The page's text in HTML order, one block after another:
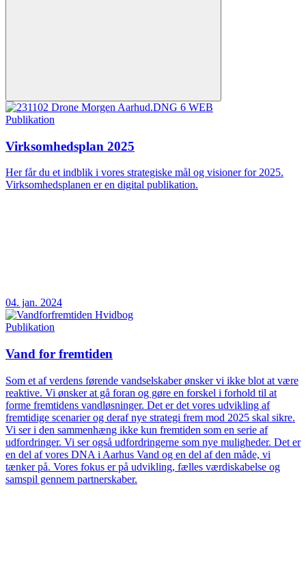
Publikation
Virksomhedsplan 2025
Her får du et indblik i vores strategiske mål og visioner for 2025.
Virksomhedsplanen er en digital publikation.
04. jan. 2024
Publikation
Vand for fremtiden
Som et af verdens førende vandselskaber ønsker vi ikke blot at være
reaktive. Vi ønsker at gå foran og gøre en forskel i forhold til at
forme fremtidens vandløsninger. Det er det vores udvikling af
fremtidige scenarier og deraf nye strategi frem mod 2025 skal sikre.
Vi ser i den sammenhæng ikke kun fremtiden som en serie af
udfordringer. Vi ser også udfordringerne som nye muligheder. Det er
en del af vores DNA i Aarhus Vand og en del af den måde, vi
tænker på. Vores fokus er på udvikling, fælles værdiskabelse og
samspil gennem partnerskaber.